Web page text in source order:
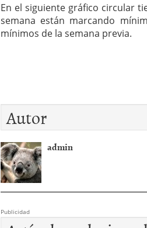
En el siguiente gráfico circular
semana están marcando
mínimos de la semana previa.
Autor
admin
Publicidad